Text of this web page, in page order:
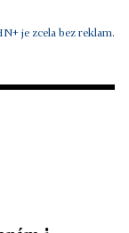
je zcela bez reklam.